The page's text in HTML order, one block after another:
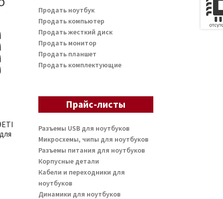
Продать ноутбук
Продать компьютер
Продать жесткий диск
Продать монитор
Продать планшет
Продать комплектующие
Прайс-листы
Разъемы USB для ноутбуков
Микросхемы, чипы для ноутбуков
Разъемы питания для ноутбуков
Корпусные детали
Кабели и переходники для
ноутбуков
Динамики для ноутбуков